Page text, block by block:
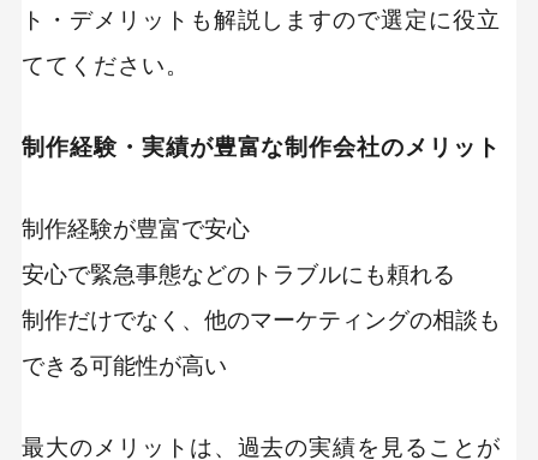
ト・デメリットも解説しますので選定に役立
ててください。
制作経験・実績が豊富な制作会社のメリット
制作経験が豊富で安心
安心で緊急事態などのトラブルにも頼れる
制作だけでなく、他のマーケティングの相談も
できる可能性が高い
最大のメリットは、過去の実績を見ることが